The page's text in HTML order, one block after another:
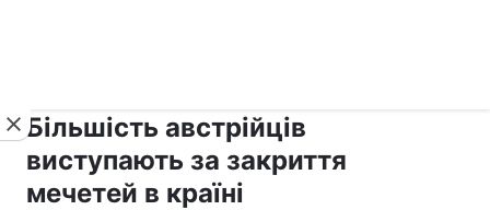
Більшість австрійців
виступають за закриття
мечетей в країні